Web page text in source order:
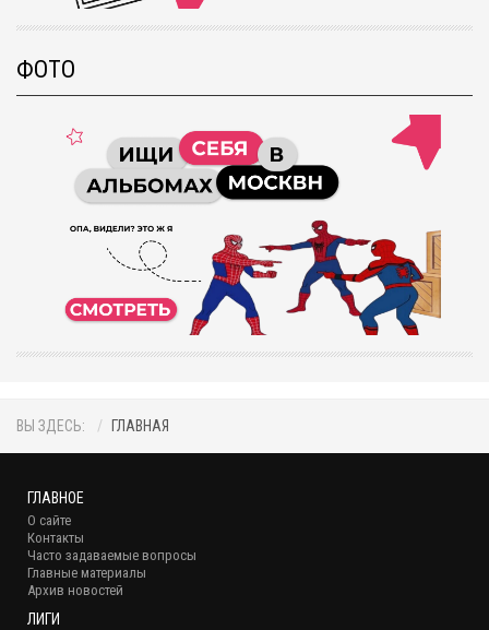
ФОТО
ВЫ ЗДЕСЬ: ГЛАВНАЯ
ГЛАВНОЕ
О сайте
Контакты
Часто задаваемые вопросы
Главные материалы
Архив новостей
ЛИГИ